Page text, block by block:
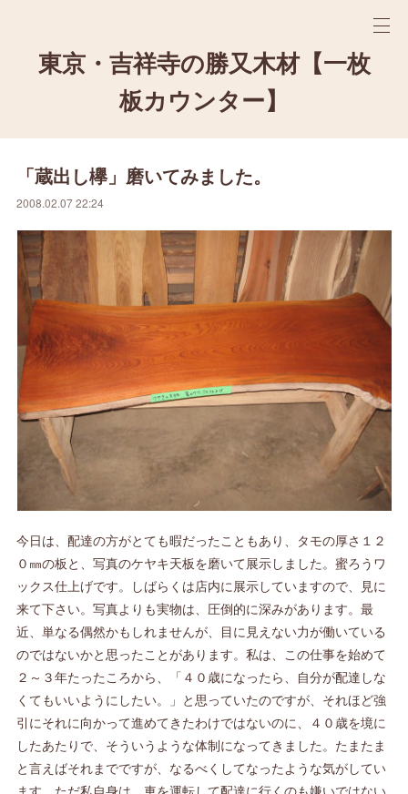
東京・吉祥寺の勝又木材【一枚
板カウンター】
「蔵出し欅」磨いてみました。
2008.02.07 22:24
今日は、配達の方がとても暇だったこともあり、タモの厚さ１２
０㎜の板と、写真のケヤキ天板を磨いて展示しました。蜜ろうワ
ックス仕上げです。しばらくは店内に展示していますので、見に
来て下さい。写真よりも実物は、圧倒的に深みがあります。最
近、単なる偶然かもしれませんが、目に見えない力が働いている
のではないかと思ったことがあります。私は、この仕事を始めて
２～３年たったころから、「４０歳になったら、自分が配達しな
くてもいいようにしたい。」と思っていたのですが、それほど強
引にそれに向かって進めてきたわけではないのに、４０歳を境に
したあたりで、そういうような体制になってきました。たまたま
と言えばそれまでですが、なるべくしてなったような気がしてい
ます。ただ私自身は、車を運転して配達に行くのも嫌いではない